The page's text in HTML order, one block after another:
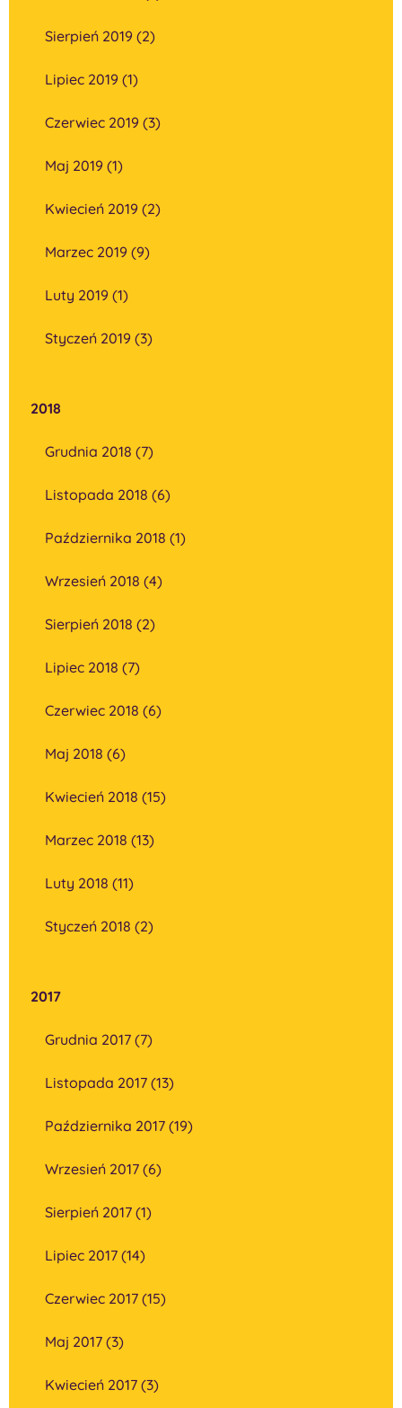
Sierpień 2019 (2)
Lipiec 2019 (1)
Czerwiec 2019 (3)
Maj 2019 (1)
Kwiecień 2019 (2)
Marzec 2019 (9)
Luty 2019 (1)
Styczeń 2019 (3)
2018
Grudnia 2018 (7)
Listopada 2018 (6)
Października 2018 (1)
Wrzesień 2018 (4)
Sierpień 2018 (2)
Lipiec 2018 (7)
Czerwiec 2018 (6)
Maj 2018 (6)
Kwiecień 2018 (15)
Marzec 2018 (13)
Luty 2018 (11)
Styczeń 2018 (2)
2017
Grudnia 2017 (7)
Listopada 2017 (13)
Października 2017 (19)
Wrzesień 2017 (6)
Sierpień 2017 (1)
Lipiec 2017 (14)
Czerwiec 2017 (15)
Maj 2017 (3)
Kwiecień 2017 (3)